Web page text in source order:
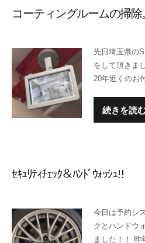
コーティングルームの掃除。
先日埼玉県の
をして頂きま
20年近くのお
続きを読
ｾｷｭﾘﾃｨﾁｪｯｸ＆ﾊﾝﾄﾞｳｫｯｼｭ!!
今日は予約シ
クとハンドウ
ました！！